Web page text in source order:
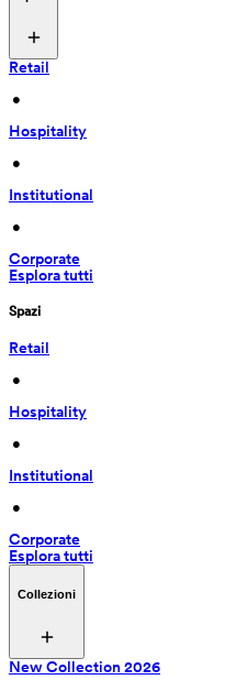
Retail
•
Hospitality
•
Institutional
•
Corporate
Esplora tutti
Spazi
Retail
•
Hospitality
•
Institutional
•
Corporate
Esplora tutti
Collezioni
New Collection 2026